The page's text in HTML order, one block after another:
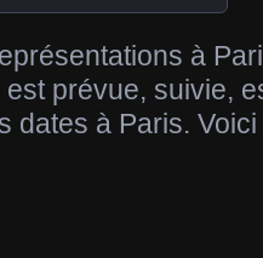
à
prévue, suivie,
dates à Paris.